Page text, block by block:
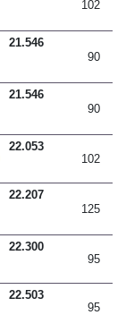
102
21.546
90
21.546
90
22.053
102
22.207
125
22.300
95
22.503
95